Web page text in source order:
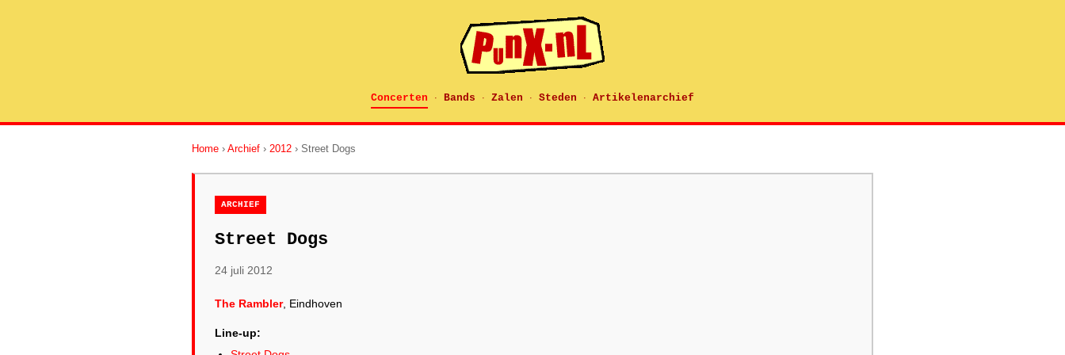
Concerten · Bands · Zalen · Steden · Artikelenarchief
Home › Archief › 2012 › Street Dogs
ARCHIEF
Street Dogs
24 juli 2012
The Rambler, Eindhoven
Line-up: